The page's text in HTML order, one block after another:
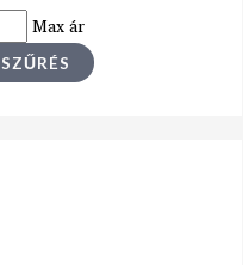
Max ár
SZŰRÉS